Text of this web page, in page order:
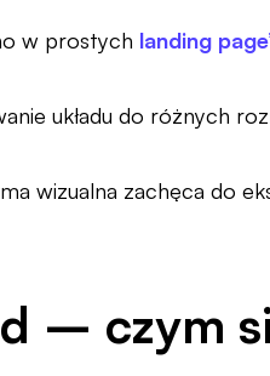
w prostych landing
układu do różnych
wizualna zachęca do
– czym